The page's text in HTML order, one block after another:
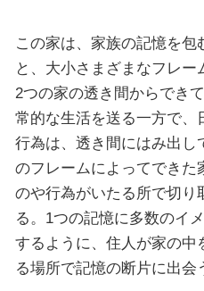
この家は、家族の記憶を
と、大小さまざまなフレ
2つの家の透き間からでき
常的な生活を送る一方で、
行為は、透き間にはみ出し
のフレームによってできた
のや行為がいたる所で切り
る。1つの記憶に多数のイ
するように、住人が家の中
る場所で記憶の断片に出会